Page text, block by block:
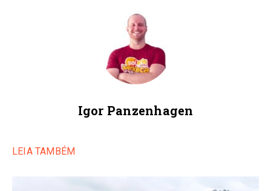
Igor Panzenhagen
LEIA TAMBÉM